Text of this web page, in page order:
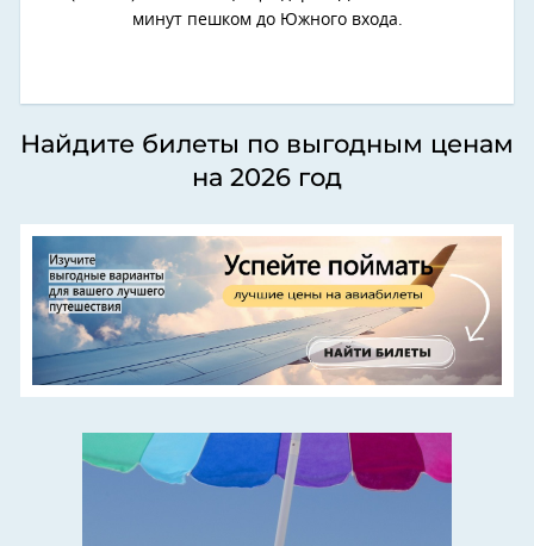
минут пешком до Южного входа.
Найдите билеты по выгодным ценам
на 2026 год